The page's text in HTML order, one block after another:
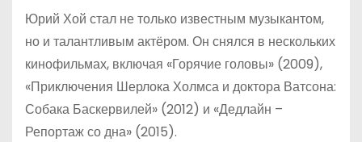
Юрий Хой стал не только известным музыкантом,
но и талантливым актёром. Он снялся в нескольких
кинофильмах, включая «Горячие головы» (2009),
«Приключения Шерлока Холмса и доктора Ватсона:
Собака Баскервилей» (2012) и «Дедлайн –
Репортаж со дна» (2015).